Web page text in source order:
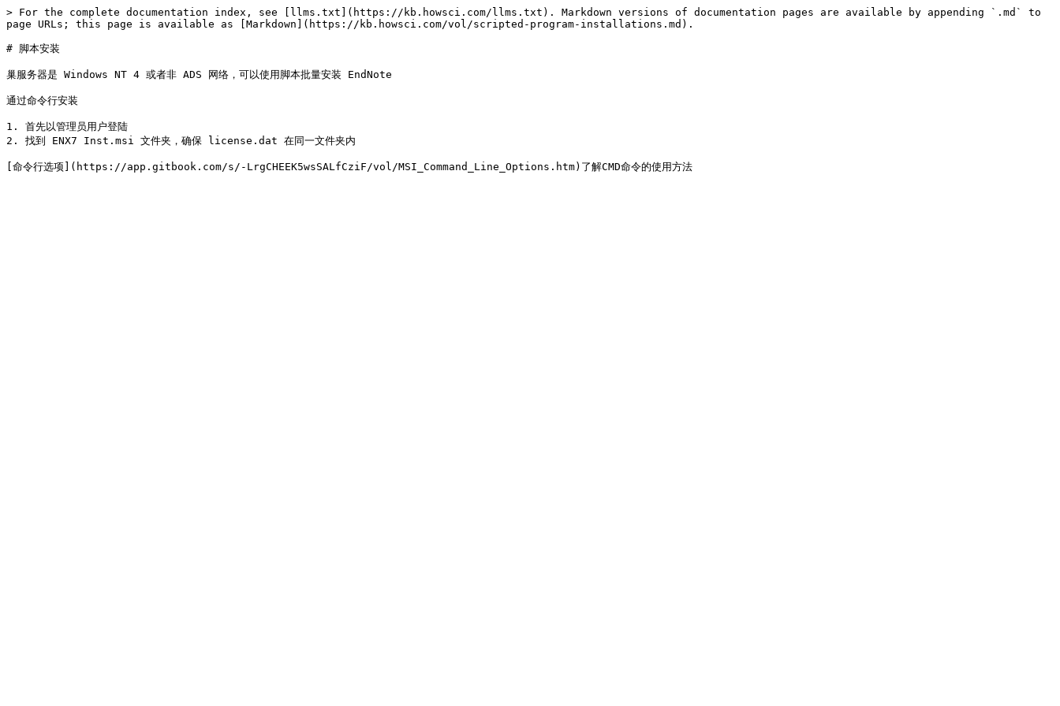
> For the complete documentation index, see [llms.txt](https://kb.howsci.com/llms.txt). Markdown versions of documentation pages are available by appending `.md` to
page URLs; this page is available as [Markdown](https://kb.howsci.com/vol/scripted-program-installations.md).
# 脚本安装
巢服务器是 Windows NT 4 或者非 ADS 网络，可以使用脚本批量安装 EndNote
通过命令行安装
1. 首先以管理员用户登陆
2. 找到 ENX7 Inst.msi 文件夹，确保 license.dat 在同一文件夹内